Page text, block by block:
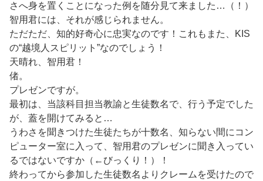
さへ身を置くことになった例を随分見て来ました…（！）
智用君には、それが感じられません。
ただただ、知的好奇心に忠実なのです！これもまた、KIS
の“越境人スピリット”なのでしょう！
天晴れ、智用君！
偖。
プレゼンですが。
最初は、当該科目担当教諭と生徒数名で、行う予定でした
が、蓋を開けてみると…
うわさを聞きつけた生徒たちが十数名、知らない間にコン
ピューター室に入って、智用君のプレゼンに聞き入ってい
るではないですか（←びっくり！）！
終わってから参加した生徒数名よりクレームを受けたので